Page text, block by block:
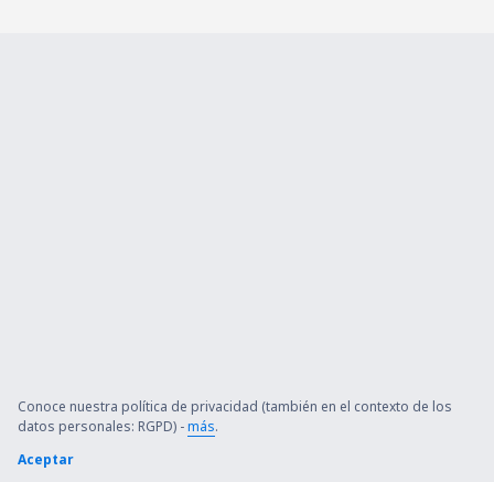
Conoce nuestra política de privacidad (también en el contexto de los
datos personales: RGPD) -más.
Aceptar